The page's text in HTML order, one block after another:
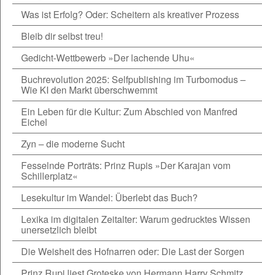
Was ist Erfolg? Oder: Scheitern als kreativer Prozess
Bleib dir selbst treu!
Gedicht-Wettbewerb »Der lachende Uhu«
Buchrevolution 2025: Selfpublishing im Turbomodus –
Wie KI den Markt überschwemmt
Ein Leben für die Kultur: Zum Abschied von Manfred
Eichel
Zyn – die moderne Sucht
Fesselnde Porträts: Prinz Rupis »Der Karajan vom
Schillerplatz«
Lesekultur im Wandel: Überlebt das Buch?
Lexika im digitalen Zeitalter: Warum gedrucktes Wissen
unersetzlich bleibt
Die Weisheit des Hofnarren oder: Die Last der Sorgen